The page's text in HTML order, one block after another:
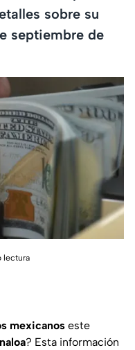
sobre su
septiembre de
lectura
mexicanos este
? Esta información